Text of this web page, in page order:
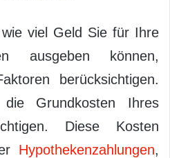
viel Geld Sie für Ihre
ausgeben können,
berücksichtigen.
Grundkosten Ihres
Diese Kosten
Hypothekenzahlungen,